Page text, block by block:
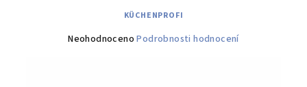
KÜCHENPROFI
Průměrné
Neohodnoceno Podrobnosti hodnocení